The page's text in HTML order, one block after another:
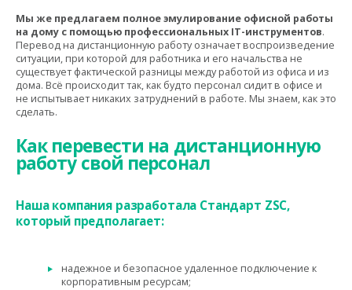
Мы же предлагаем полное эмулирование офисной работы
на дому с помощью профессиональных IT-инструментов.
Перевод на дистанционную работу означает воспроизведение
ситуации, при которой для работника и его начальства не
существует фактической разницы между работой из офиса и из
дома. Всё происходит так, как будто персонал сидит в офисе и
не испытывает никаких затруднений в работе. Мы знаем, как это
сделать.
Как перевести на дистанционную
работу свой персонал
Наша компания разработала Стандарт ZSC,
который предполагает:
надежное и безопасное удаленное подключение к
корпоративным ресурсам;